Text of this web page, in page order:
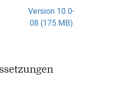
Version 10.0-
08 (175 MB)